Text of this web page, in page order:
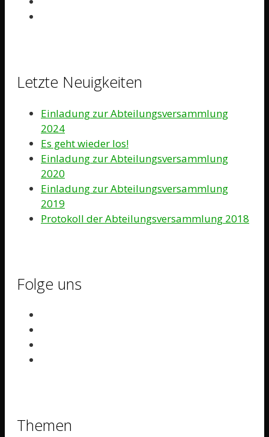
Letzte Neuigkeiten
Einladung zur Abteilungsversammlung
2024
Es geht wieder los!
Einladung zur Abteilungsversammlung
2020
Einladung zur Abteilungsversammlung
2019
Protokoll der Abteilungsversammlung 2018
Folge uns
Themen